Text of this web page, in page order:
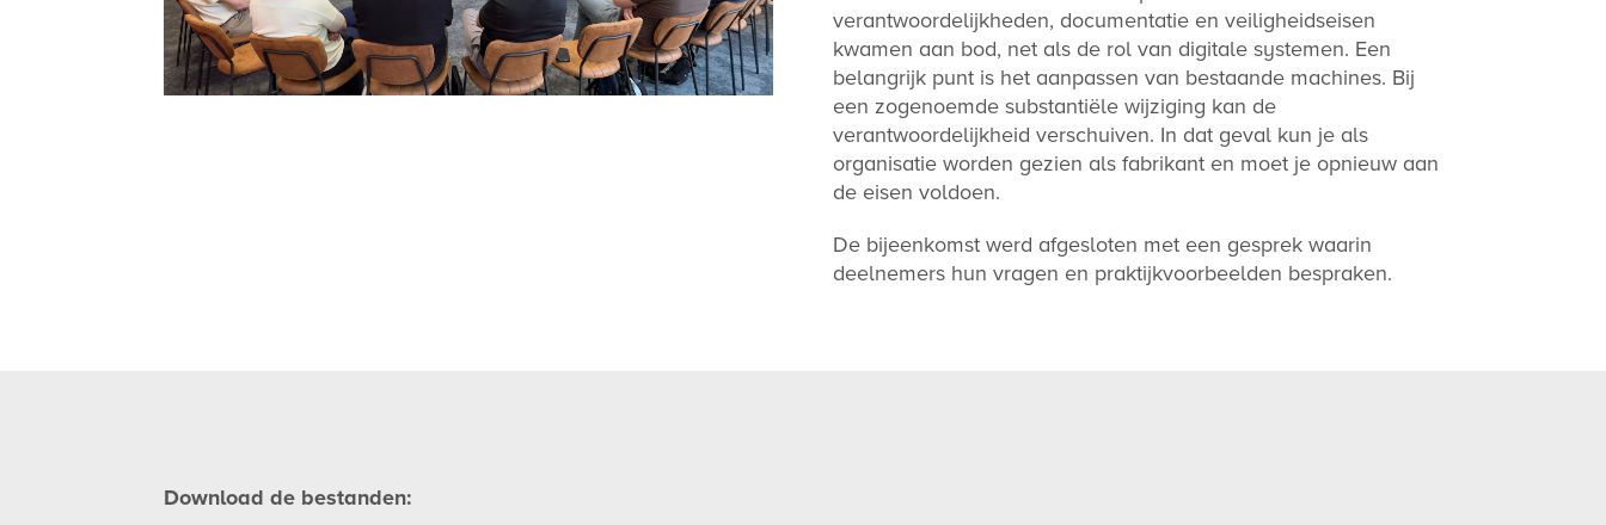
verantwoordelijkheden, documentatie en veiligheidseisen
kwamen aan bod, net als de rol van digitale systemen. Een
belangrijk punt is het aanpassen van bestaande machines. Bij
een zogenoemde substantiële wijziging kan de
verantwoordelijkheid verschuiven. In dat geval kun je als
organisatie worden gezien als fabrikant en moet je opnieuw aan
de eisen voldoen.
De bijeenkomst werd afgesloten met een gesprek waarin
deelnemers hun vragen en praktijkvoorbeelden bespraken.
Download de bestanden: